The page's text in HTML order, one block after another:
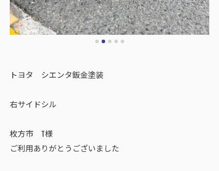
トヨタ シエンタ鈑金塗装
右サイドシル
枚方市 T様
ご利用ありがとうございました